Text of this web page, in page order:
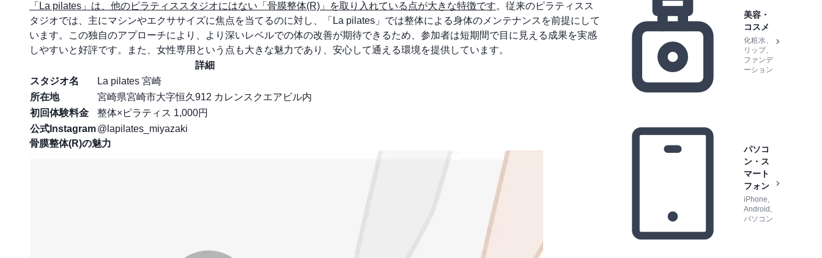
「La pilates」は、他のピラティススタジオにはない「骨膜整体(R)」を取り入れている点が大きな特徴です。従来のピラティスス
タジオでは、主にマシンやエクササイズに焦点を当てるのに対し、「La pilates」では整体による身体のメンテナンスを前提にして
います。この独自のアプローチにより、より深いレベルでの体の改善が期待できるため、参加者は短期間で目に見える成果を実感
しやすいと好評です。また、女性専用という点も大きな魅力であり、安心して通える環境を提供しています。
詳細
スタジオ名
La pilates 宮崎
所在地
宮崎県宮崎市大字恒久912 カレンスクエアビル内
初回体験料金
整体×ピラティス 1,000円
公式Instagram@lapilates_miyazaki
骨膜整体(R)の魅力
美容・
コスメ
化粧水、
リップ、
ファンデ
ーション
パソコ
ン・ス
マート
フォン
iPhone,
Android,
パソコン